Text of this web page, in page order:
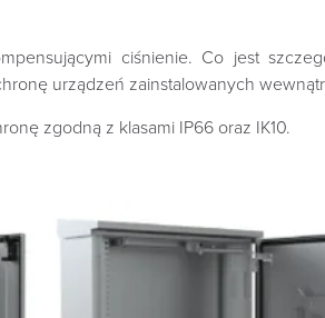
ciśnienie. Co jest
urządzeń zainstalowanych
zgodną z klasami IP66 oraz IK10.